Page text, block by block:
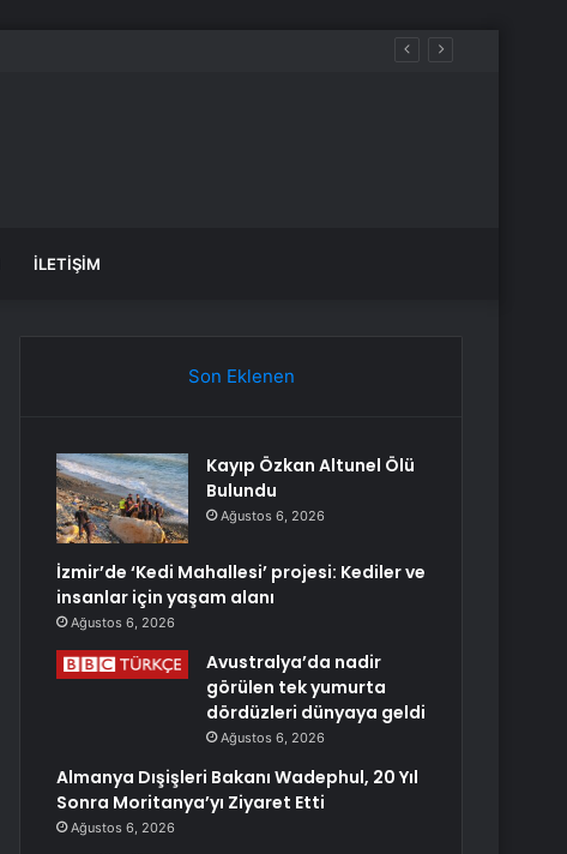
İLETIŞIM
Son Eklenen
Kayıp Özkan Altunel Ölü
Bulundu
Ağustos 6, 2026
İzmir’de ‘Kedi Mahallesi’ projesi: Kediler ve
insanlar için yaşam alanı
Ağustos 6, 2026
Avustralya’da nadir
görülen tek yumurta
dördüzleri dünyaya geldi
Ağustos 6, 2026
Almanya Dışişleri Bakanı Wadephul, 20 Yıl
Sonra Moritanya’yı Ziyaret Etti
Ağustos 6, 2026